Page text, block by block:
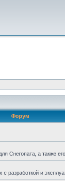
Форум
Снегопата, а также
разработкой и